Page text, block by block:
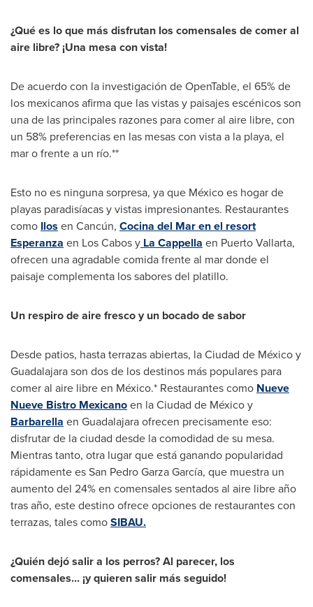
¿Qué es lo que más disfrutan los comensales de comer al
aire libre? ¡Una mesa con vista!
De acuerdo con la investigación de OpenTable, el 65% de
los mexicanos afirma que las vistas y paisajes escénicos son
una de las principales razones para comer al aire libre, con
un 58% preferencias en las mesas con vista a la playa, el
mar o frente a un río.**
Esto no es ninguna sorpresa, ya que México es hogar de
playas paradisíacas y vistas impresionantes. Restaurantes
como Ilos en Cancún, Cocina del Maren el resort
Esperanza en Los Cabosy La Cappella en Puerto Vallarta,
ofrecen una agradable comida frente al mar donde el
paisaje complementa los sabores del platillo.
Un respiro de aire fresco y un bocado de sabor
Desde patios, hasta terrazas abiertas, la Ciudad de México y
Guadalajarason dos de los destinos más populares para
comer al aire libre en México.* Restaurantes como Nueve
Nueve Bistro Mexicanoen la Ciudad de México y
Barbarella en Guadalajaraofrecen precisamente eso:
disfrutar de la ciudad desde la comodidad de su mesa.
Mientras tanto, otra lugar que está ganando popularidad
rápidamente es San Pedro Garza García, que muestra un
aumento del 24% en comensales sentados al aire libre año
tras año, este destino ofrece opciones de restaurantes con
terrazas, tales comoSIBAU.
¿Quién dejó salir a los perros? Al parecer, los
comensales... ¡y quieren salir más seguido!